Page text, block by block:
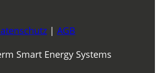
| AGB
Smart Energy Systems